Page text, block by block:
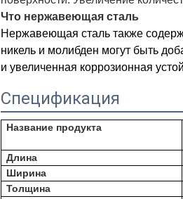
Что нержавеющая сталь
Нержавеющая сталь также
никель и молибден могут быть
и увеличенная коррозионная
Спецификация
Название продукта
Длина
Ширина
Толщина